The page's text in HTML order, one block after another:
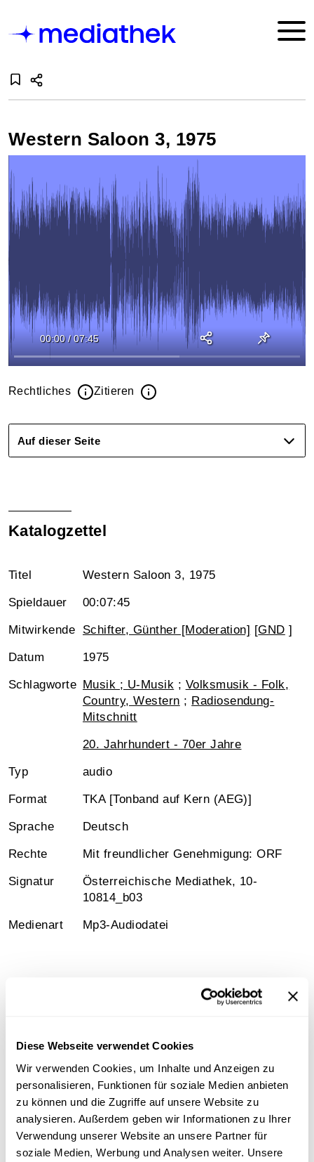
Diese Webseite verwendet Cookies
Wir verwenden Cookies, um Inhalte und Anzeigen zu
personalisieren, Funktionen für soziale Medien anbieten
zu können und die Zugriffe auf unsere Website zu
analysieren. Außerdem geben wir Informationen zu Ihrer
Verwendung unserer Website an unsere Partner für
soziale Medien, Werbung und Analysen weiter. Unsere
Western Saloon 3, 1975
00:00 / 07:45
Rechtliches Zitieren
Auf dieser Seite
Katalogzettel
Titel Western Saloon 3, 1975
Spieldauer 00:07:45
Mitwirkende Schifter, Günther [Moderation] [GND ]
Datum 1975
Schlagworte Musik ; U-Musik ; Volksmusik - Folk,
Country, Western ; Radiosendung-
Mitschnitt
20. Jahrhundert - 70er Jahre
Typ audio
Format TKA [Tonband auf Kern (AEG)]
Sprache Deutsch
Rechte Mit freundlicher Genehmigung: ORF
Signatur
Österreichische Mediathek, 10-
10814_b03
Medienart Mp3-Audiodatei
Download
Metadaten